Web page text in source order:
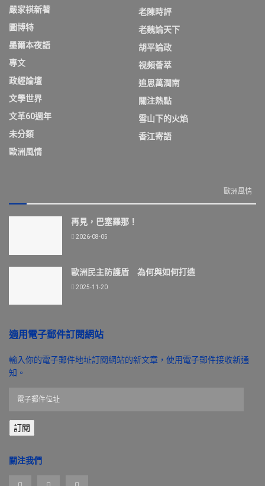
嚴家祺新著
圖博特
墨爾本夜語
專文
政經論壇
文學世界
文革60週年
未分類
歐洲風情
老陳時評
老魏論天下
胡平論政
視頻薈萃
追思萬潤南
關注熱點
雪山下的火焰
香江寄語
歐洲風情
再見，巴塞羅那！
2026-08-05
歐洲民主防護盾 為何與如何打造
2025-11-20
適用電子郵件訂閱網站
輸入你的電子郵件地址訂閱網站的新文章，使用電子郵件接收新通
知。
郵
件
址
訂閱
關注我們